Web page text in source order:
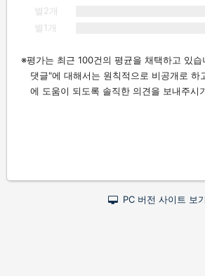
별2개
별1개
평가는 최근 100건의 평균을 채택하고 있
댓글"에 대해서는 원칙적으로 비공개로 하
에 도움이 되도록 솔직한 의견을 보내주시
PC 버전 사이트 보기